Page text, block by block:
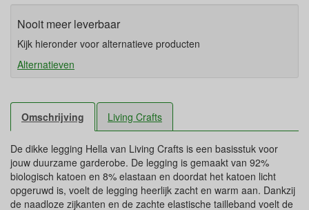
Nooit meer leverbaar
Kijk hieronder voor alternatieve producten
Alternatieven
Omschrijving Living Crafts
De dikke legging Hella van Living Crafts is een basisstuk voor
jouw duurzame garderobe. De legging is gemaakt van 92%
biologisch katoen en 8% elastaan en doordat het katoen licht
opgeruwd is, voelt de legging heerlijk zacht en warm aan. Dankzij
de naadloze zijkanten en de zachte elastische tailleband voelt de